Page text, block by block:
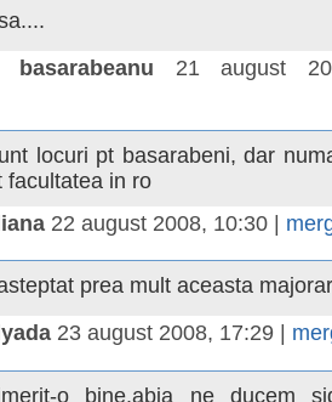
basarabeanu
21 august
locuri pt basarabeni, dar
facultatea in ro
22 august 2008, 10:30
prea mult aceasta
23 august 2008, 17:29
o bine.abia ne ducem